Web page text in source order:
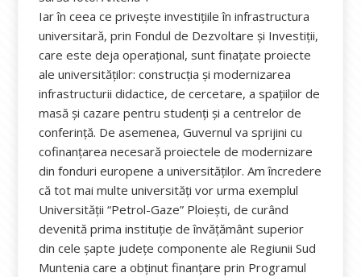
Iar în ceea ce privește investițiile în infrastructura
universitară, prin Fondul de Dezvoltare și Investiții,
care este deja operațional, sunt finațate proiecte
ale universităților: construcția și modernizarea
infrastructurii didactice, de cercetare, a spațiilor de
masă și cazare pentru studenți și a centrelor de
conferință. De asemenea, Guvernul va sprijini cu
cofinanțarea necesară proiectele de modernizare
din fonduri europene a universităților. Am încredere
că tot mai multe universități vor urma exemplul
Universității “Petrol-Gaze” Ploiești, de curând
devenită prima instituție de învățământ superior
din cele șapte județe componente ale Regiunii Sud
Muntenia care a obținut finanțare prin Programul